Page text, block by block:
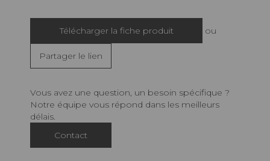
Télécharger la fiche produit ou
Partager le lien
Vous avez une question, un besoin spécifique ?
Notre équipe vous répond dans les meilleurs
délais.
Contact